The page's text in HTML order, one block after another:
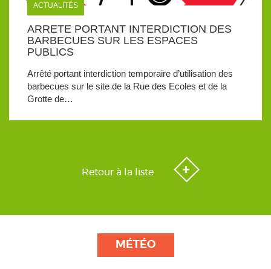
ACTUALITÉS
ARRETE PORTANT INTERDICTION DES
BARBECUES SUR LES ESPACES
PUBLICS
Arrêté portant interdiction temporaire d’utilisation des
barbecues sur le site de la Rue des Ecoles et de la
Grotte de…
Retour à la liste
MÉTÉO